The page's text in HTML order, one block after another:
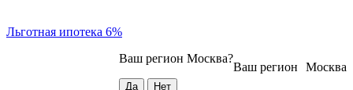
Льготная ипотека 6%
Москва
Ваш регион
Ваш регион Москва?